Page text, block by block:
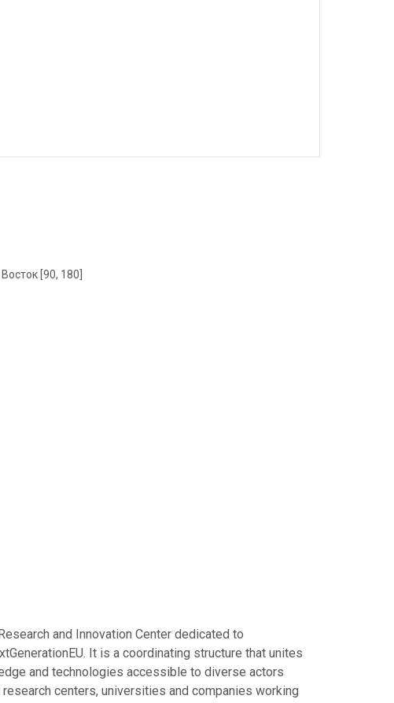
[90, 180]
and Innovation Center dedicated to
It is a coordinating structure that unites
and technologies accessible to diverse actors
centers, universities and companies working